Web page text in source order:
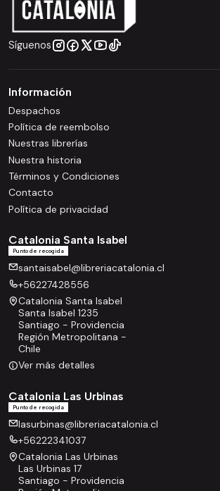
Síguenos
Información
Despachos
Política de reembolso
Nuestras librerías
Nuestra historia
Términos y Condiciones
Contacto
Política de privacidad
Catalonia Santa Isabel
Punto de recogida
santaisabel@libreriacatalonia.cl
+56227428556
Catalonia Santa Isabel
Santa Isabel 1235
Santiago - Providencia
Región Metropolitana -
Chile
Ver más detalles
Catalonia Las Urbinas
Punto de recogida
lasurbinas@libreriacatalonia.cl
+56222341037
Catalonia Las Urbinas
Las Urbinas 17
Santiago - Providencia